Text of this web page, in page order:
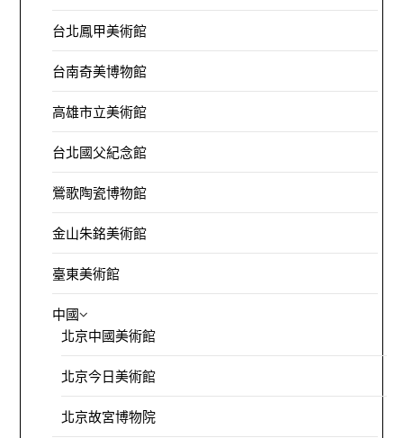
台北鳳甲美術館
台南奇美博物館
高雄市立美術館
台北國父紀念館
鶯歌陶瓷博物館
金山朱銘美術館
臺東美術館
中國
北京中國美術館
北京今日美術館
北京故宮博物院